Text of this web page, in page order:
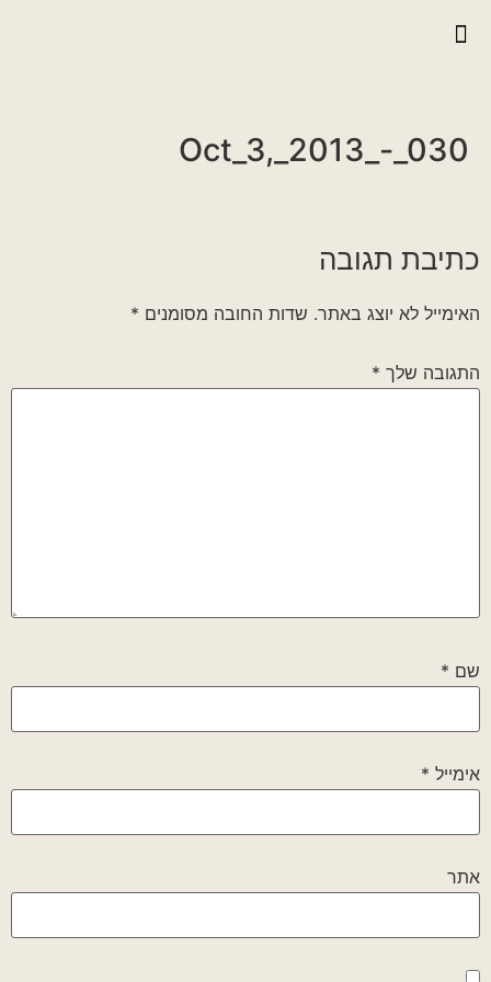
Oct_3,_2013_-_030
כתיבת תגובה
האימייל לא יוצג באתר. שדות החובה מסומנים *
התגובה שלך *
שם *
אימייל *
אתר